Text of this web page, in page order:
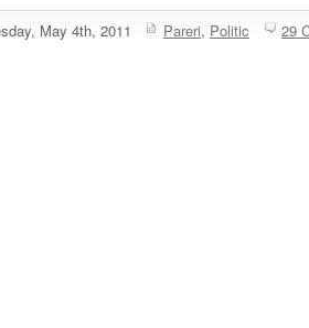
May 4th, 2011 Pareri, Politic 29